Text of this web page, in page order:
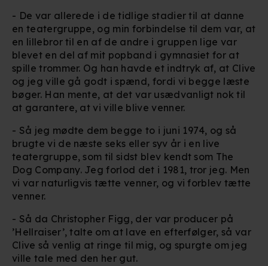
- De var allerede i de tidlige stadier til at danne
en teatergruppe, og min forbindelse til dem var, at
en lillebror til en af de andre i gruppen lige var
blevet en del af mit popband i gymnasiet for at
spille trommer. Og han havde et indtryk af, at Clive
og jeg ville gå godt i spænd, fordi vi begge læste
bøger. Han mente, at det var usædvanligt nok til
at garantere, at vi ville blive venner.
- Så jeg mødte dem begge to i juni 1974, og så
brugte vi de næste seks eller syv år i en live
teatergruppe, som til sidst blev kendt som The
Dog Company. Jeg forlod det i 1981, tror jeg. Men
vi var naturligvis tætte venner, og vi forblev tætte
venner.
- Så da Christopher Figg, der var producer på
’Hellraiser’, talte om at lave en efterfølger, så var
Clive så venlig at ringe til mig, og spurgte om jeg
ville tale med den her gut.